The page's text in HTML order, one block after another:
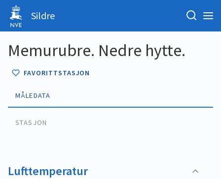
Sildre
Memurubre. Nedre hytte.
FAVORITTSTASJON
MÅLEDATA
STASJON
Lufttemperatur